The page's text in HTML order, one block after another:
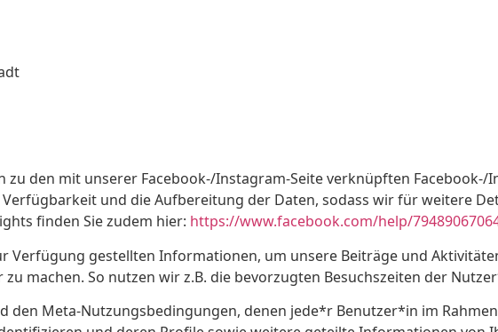
zu den mit unserer Facebook-/Instagram-Seite verknüpften
und die Aufbereitung der Daten, sodass wir für weitere
finden Sie zudem hier: https://www.facebook.com/help/
Verfügung gestellten Informationen, um unsere Beiträge und
machen. So nutzen wir z.B. die bevorzugten Besuchszeiten der
den Meta-Nutzungsbedingungen, denen jede*r Benutzer*in im